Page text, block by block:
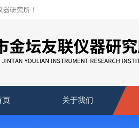
研究所！
页 关于我们